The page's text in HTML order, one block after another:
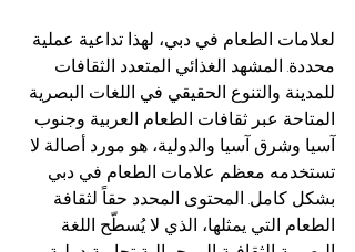
لعلامات الطعام في دبي، لهذا تداعية عملية
محددة. المشهد الغذائي المتعدد الثقافات
للمدينة والتنوع الحقيقي في اللغات البصرية
المتاحة عبر ثقافات الطعام العربية وجنوب
آسيا وشرق آسيا والدولية، هو مورد أصالة لا
تستخدمه معظم علامات الطعام في دبي
بشكل كامل. المحتوى المحدد حقاً لثقافة
الطعام التي يمثلها، الذي لا يُسطّح اللغة